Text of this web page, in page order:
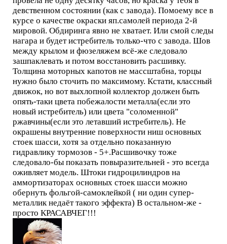
девственном состоянии (как с завода). Помоему все в
курсе о качестве окраски яп.самолей периода 2-й
мировой. Обдиринга явно не хватает. Или смой следы
нагара и будет истребитель только-что с завода. Шов
между крылом и фюзеляжем всё-же следовало
зашпаклевать и потом восстановить расшивку.
Толщина моторных капотов не массштабна, торцы
нужно было сточить по максимому. Кстати, классный
движок, но вот выхлопной коллектор должен быть
опять-таки цвета побежалости металла(если это
новый истребитель) или цвета "соломенной"
ржавчины(если это летавший истребитель). Не
окрашены внутренние поверхности ниш основных
стоек шасси, хотя за отдельно показанную
гидравлику тормозов - 5+.Расшивочку тоже
следовало-бы показать повыразительней - это всегда
оживляет модель. Штоки гидроцилиндров на
аммортизаторах основных стоек шасси можно
обернуть фольгой-самоклейкой ( ни один супер-
металлик недаёт такого эффекта) В остальном-же -
просто КРАСАВЧЕГ!!!